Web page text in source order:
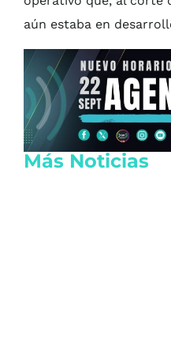
aún estaba en
Más Noticias